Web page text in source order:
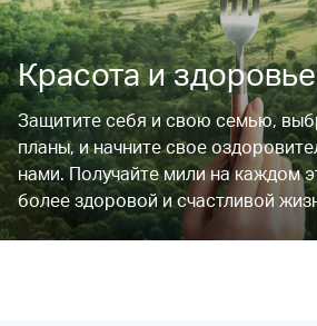
Красота и здоровье
Защитите себя и свою семью,
планы, и начните свое
нами. Получайте мили на каждом
более здоровой и счастливой